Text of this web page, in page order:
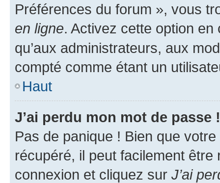
Préférences du forum », vous
en ligne. Activez cette option
qu’aux administrateurs, aux
compté comme étant un
Haut
J’ai perdu mon mot de passe !
Pas de panique ! Bien que
récupéré, il peut facilement
connexion et cliquez sur J’ai